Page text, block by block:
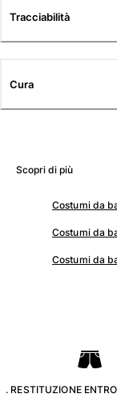
Classico
Rashguard
Tracciabilità
Cura
Scopri di più
Costumi da
Costumi da
Costumi da
. RESTITUZIONE